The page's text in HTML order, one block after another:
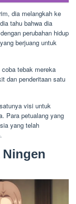
dia melangkah ke
tahu bahwa dia
perubahan hidup
berjuang untuk
tebak mereka
dan penderitaan satu
visi untuk
Para petualang yang
yang telah